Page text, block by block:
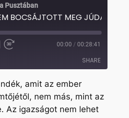
Pusztában
BOCSÁJTOTT MEG JÚDÁSNAK?
Fast
seconds
00:00 / 00:28:41
SHARE
amit az ember
nem más, mint az
Az igazságot nem lehet